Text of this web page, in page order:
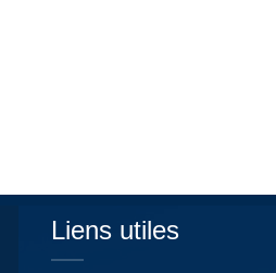
Liens utiles